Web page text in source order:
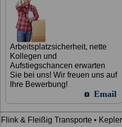
Arbeitsplatzsicherheit, nette
Kollegen und
Aufstiegschancen erwarten
Sie bei uns! Wir freuen uns auf
Ihre Bewerbung!
Email
Flink & Fleißig Transporte •